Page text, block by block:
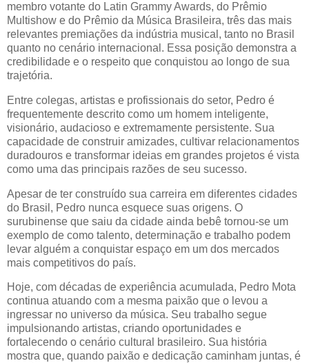
membro votante do Latin Grammy Awards, do Prêmio
Multishow e do Prêmio da Música Brasileira, três das mais
relevantes premiações da indústria musical, tanto no Brasil
quanto no cenário internacional. Essa posição demonstra a
credibilidade e o respeito que conquistou ao longo de sua
trajetória.
Entre colegas, artistas e profissionais do setor, Pedro é
frequentemente descrito como um homem inteligente,
visionário, audacioso e extremamente persistente. Sua
capacidade de construir amizades, cultivar relacionamentos
duradouros e transformar ideias em grandes projetos é vista
como uma das principais razões de seu sucesso.
Apesar de ter construído sua carreira em diferentes cidades
do Brasil, Pedro nunca esquece suas origens. O
surubinense que saiu da cidade ainda bebê tornou-se um
exemplo de como talento, determinação e trabalho podem
levar alguém a conquistar espaço em um dos mercados
mais competitivos do país.
Hoje, com décadas de experiência acumulada, Pedro Mota
continua atuando com a mesma paixão que o levou a
ingressar no universo da música. Seu trabalho segue
impulsionando artistas, criando oportunidades e
fortalecendo o cenário cultural brasileiro. Sua história
mostra que, quando paixão e dedicação caminham juntas, é